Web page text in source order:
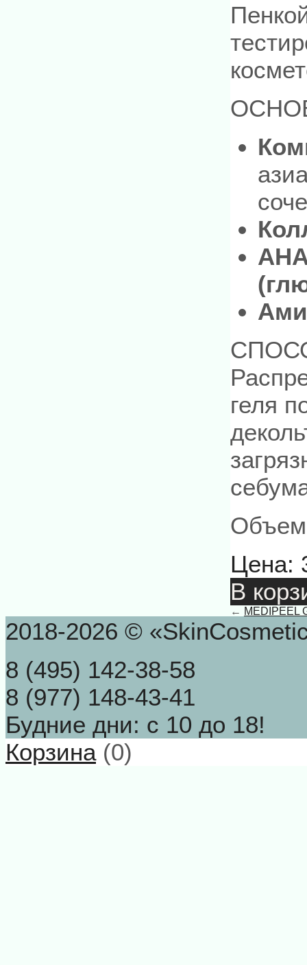
геля
Цена:
В
← MEDIPEEL
2018-2026 ©
8 (495) 142-38-58
8 (977) 148-43-41
Будние дни: с 10 до 18!
Корзина(0)